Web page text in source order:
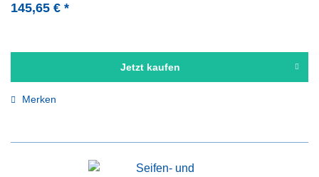
145,65 € *
Jetzt kaufen
Merken